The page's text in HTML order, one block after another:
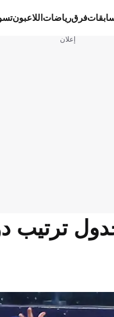
فرقرياضات اللاعبون
إعلان
جدول